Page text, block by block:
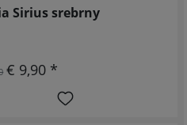
Sirius srebrny
€ 9,90 *